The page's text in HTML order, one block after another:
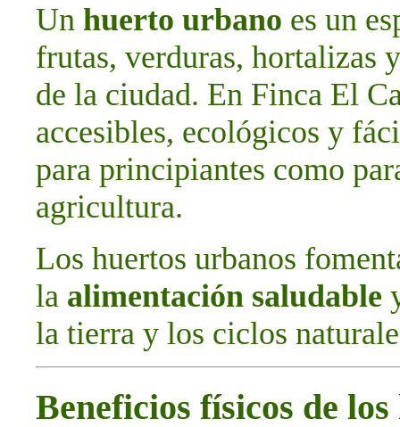
Un huerto urbano es un
frutas, verduras, hortalizas
de la ciudad. En Finca El
accesibles, ecológicos y
para principiantes como
agricultura.
Los huertos urbanos
la alimentación saludable
la tierra y los ciclos
Beneficios físicos de